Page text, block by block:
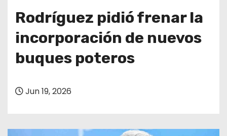
Rodríguez pidió frenar la
incorporación de nuevos
buques poteros
Jun 19, 2026